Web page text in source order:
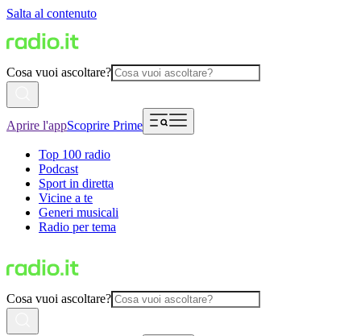
Salta al contenuto
Cosa vuoi ascoltare?
Aprire l'appScoprire Prime
Top 100 radio
Podcast
Sport in diretta
Vicine a te
Generi musicali
Radio per tema
Cosa vuoi ascoltare?